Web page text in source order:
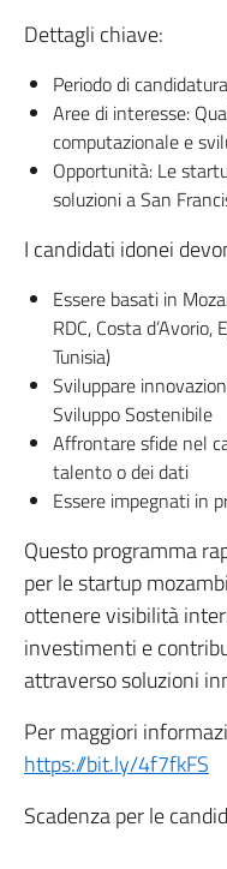
Dettagli chiave:
Periodo di
Aree di interesse:
computazionale e
Opportunità: Le
soluzioni a San
I candidati idonei
Essere basati in
RDC, Costa
Tunisia)
Sviluppare
Sviluppo Sostenibile
Affrontare sfide nel
talento o dei dati
Essere impegnati in
Questo programma
per le startup
ottenere visibilità
investimenti e
attraverso soluzioni
Per maggiori
https://bit.ly/4f7fkFS
Scadenza per le